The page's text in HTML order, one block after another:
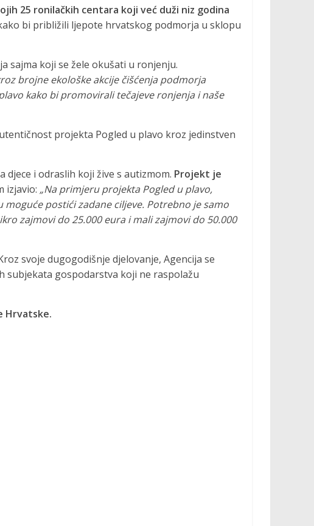
25 ronilačkih centara koji već duži niz godina
bi približili ljepote hrvatskog podmorja u sklopu
sajma koji se žele okušati u ronjenju.
brojne ekološke akcije čišćenja podmorja
kako bi promovirali tečajeve ronjenja i naše
projekta Pogled u plavo kroz jedinstven
i odraslih koji žive s autizmom. Projekt je
izjavio: „Na primjeru projekta Pogled u plavo,
postići zadane ciljeve. Potrebno je samo
zajmovi do 25.000 eura i mali zajmovi do 50.000
svoje dugogodišnje djelovanje, Agencija se
subjekata gospodarstva koji ne raspolažu
Hrvatske.